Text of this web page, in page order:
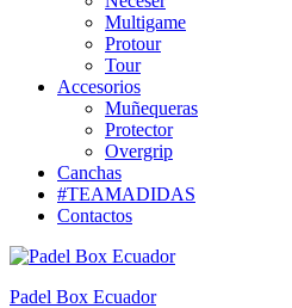
Multigame
Protour
Tour
Accesorios
Muñequeras
Protector
Overgrip
Canchas
#TEAMADIDAS
Contactos
Padel Box Ecuador